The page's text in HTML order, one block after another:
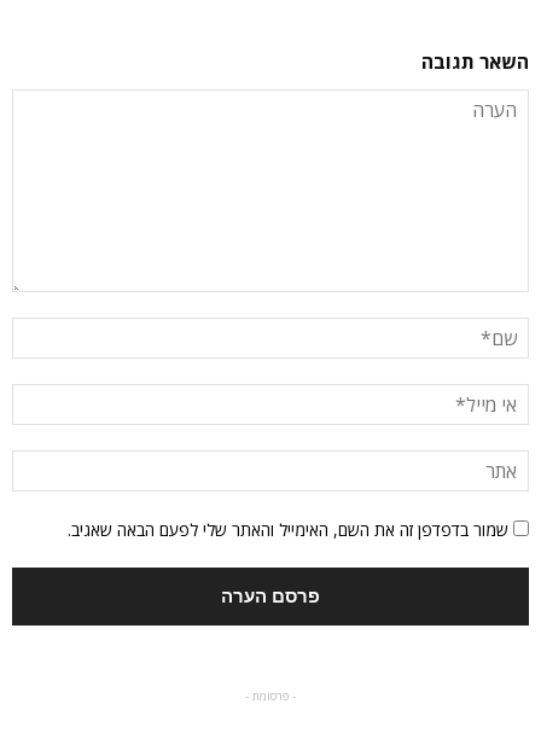
השאר תגובה
שמור בדפדפן זה את השם, האימייל והאתר שלי לפעם הבאה שאגיב.
- פרסומת -